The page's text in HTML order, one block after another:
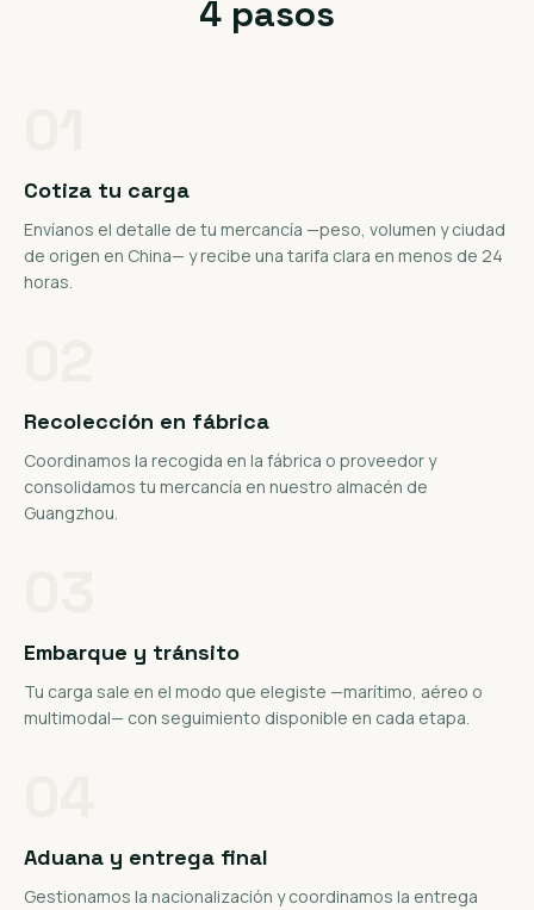
4 pasos
Cotiza tu carga
Envíanos el detalle de tu mercancía —peso, volumen y ciudad
de origen en China— y recibe una tarifa clara en menos de 24
horas.
Recolección en fábrica
Coordinamos la recogida en la fábrica o proveedor y
consolidamos tu mercancía en nuestro almacén de
Guangzhou.
Embarque y tránsito
Tu carga sale en el modo que elegiste —marítimo, aéreo o
multimodal— con seguimiento disponible en cada etapa.
Aduana y entrega final
Gestionamos la nacionalización y coordinamos la entrega